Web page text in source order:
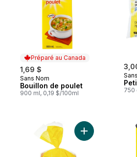
Préparé au Canada
1,69 $
Préparé au Canada
Sans Nom
Bouillon de poulet
900 ml, 0,19 $/100ml 750
Ajouter Pain